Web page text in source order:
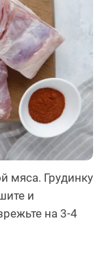
мяса. Грудинку
и
на 3-4